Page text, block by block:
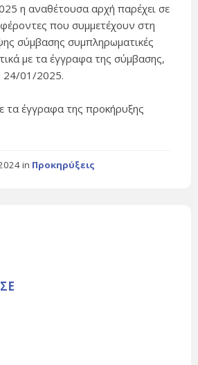
η αναθέτουσα αρχή παρέχει σε
που συμμετέχουν στη
σύμβασης συμπληρωματικές
με τα έγγραφα της σύμβασης,
24/01/2025.
τα έγγραφα της προκήρυξης
in Προκηρύξεις